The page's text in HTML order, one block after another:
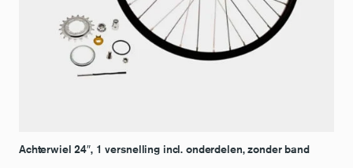
Achterwiel 24″, 1 versnelling incl. onderdelen, zonder band